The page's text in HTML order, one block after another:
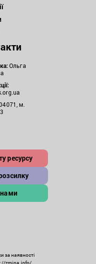
Ольга
м.
ресурсу
нами
за наявності